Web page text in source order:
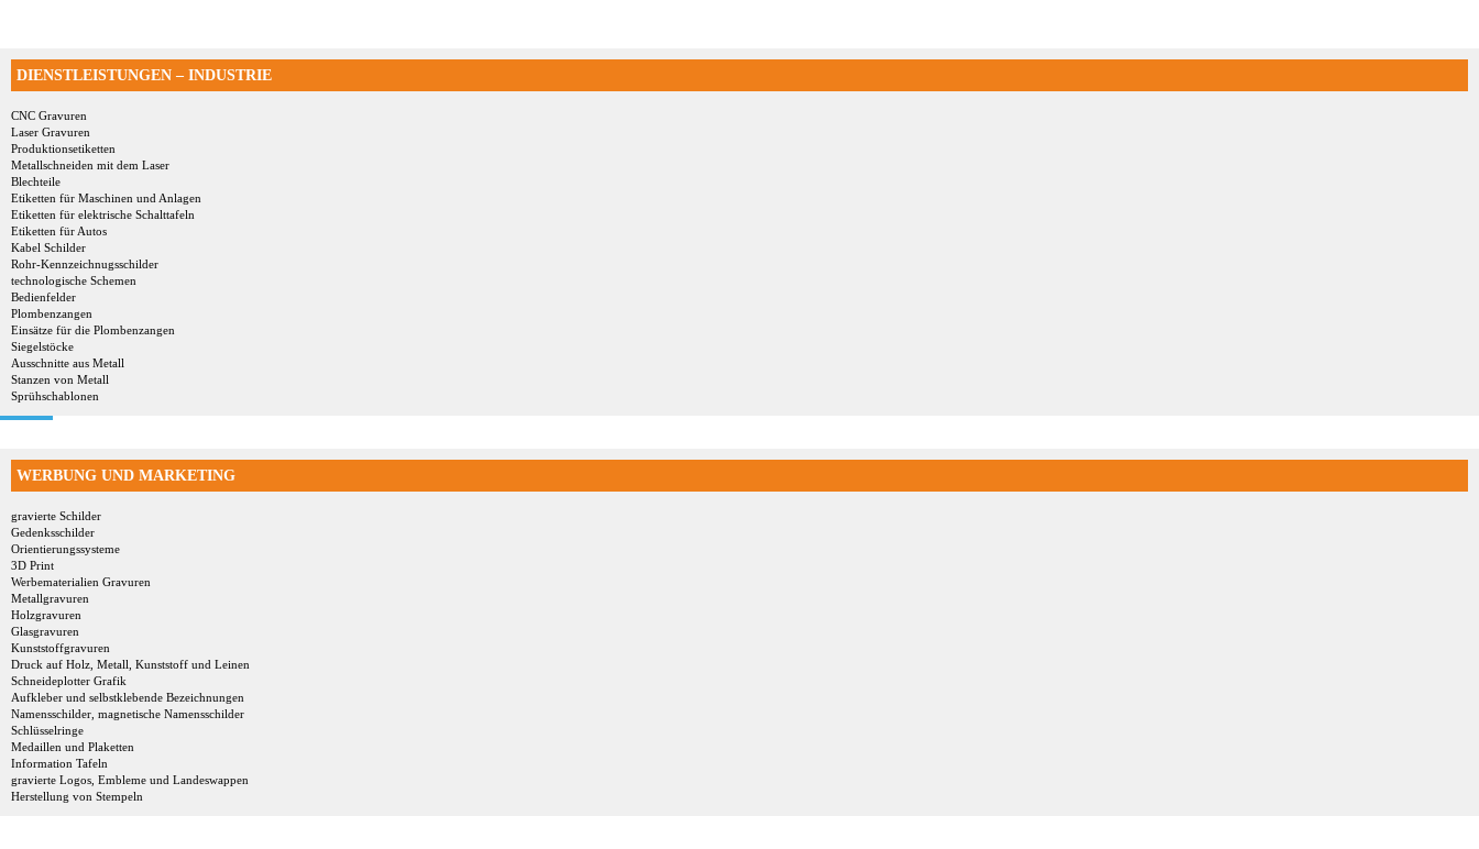
DIENSTLEISTUNGEN – INDUSTRIE
CNC Gravuren
Laser Gravuren
Produktionsetiketten
Metallschneiden mit dem Laser
Blechteile
Etiketten für Maschinen und Anlagen
Etiketten für elektrische Schalttafeln
Etiketten für Autos
Kabel Schilder
Rohr-Kennzeichnugsschilder
technologische Schemen
Bedienfelder
Plombenzangen
Einsätze für die Plombenzangen
Siegelstöcke
Ausschnitte aus Metall
Stanzen von Metall
Sprühschablonen
WERBUNG UND MARKETING
gravierte Schilder
Gedenksschilder
Orientierungssysteme
3D Print
Werbematerialien Gravuren
Metallgravuren
Holzgravuren
Glasgravuren
Kunststoffgravuren
Druck auf Holz, Metall, Kunststoff und Leinen
Schneideplotter Grafik
Aufkleber und selbstklebende Bezeichnungen
Namensschilder, magnetische Namensschilder
Schlüsselringe
Medaillen und Plaketten
Information Tafeln
gravierte Logos, Embleme und Landeswappen
Herstellung von Stempeln